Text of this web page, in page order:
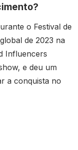
o Festival de
de 2023 na
Influencers
e deu um
a conquista no